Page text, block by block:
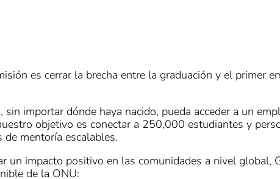
es cerrar la brecha entre la graduación y el primer
importar dónde haya nacido, pueda acceder a un
objetivo es conectar a 250,000 estudiantes y
mentoría escalables.
un impacto positivo en las comunidades a nivel global,
de la ONU: